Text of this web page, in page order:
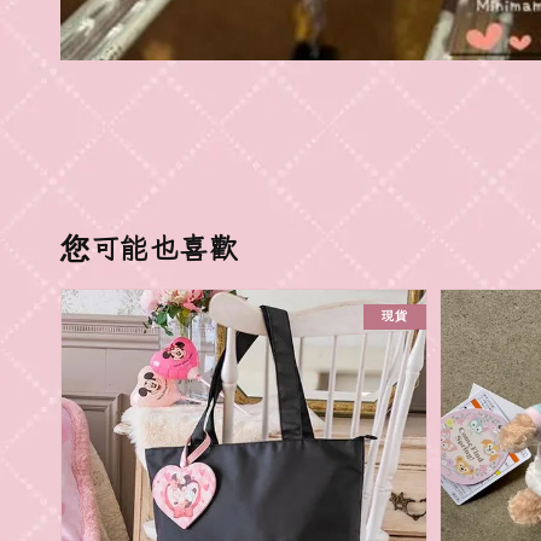
您可能也喜歡
現貨